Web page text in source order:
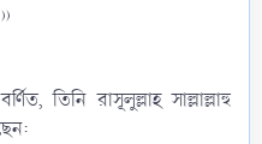
তিনি রাসূলুল্লাহ সাল্লাল্লাহু